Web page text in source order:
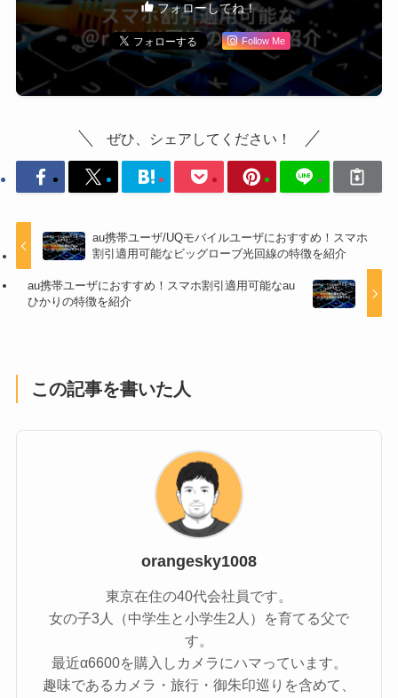
フォローしてね！
Follow Me
ぜひ、シェアしてください！
au携帯ユーザ/UQモバイルユーザにおすすめ！スマホ
割引適用可能なビッグローブ光回線の特徴を紹介
au携帯ユーザにおすすめ！スマホ割引適用可能なau
ひかりの特徴を紹介
この記事を書いた人
orangesky1008
東京在住の40代会社員です。
女の子3人（中学生と小学生2人）を育てる父で
す。
最近α6600を購入しカメラにハマっています。
趣味であるカメラ・旅行・御朱印巡りを含めて、